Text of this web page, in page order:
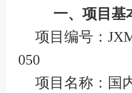
一、项目基
项目编号：
050
项目名称：国